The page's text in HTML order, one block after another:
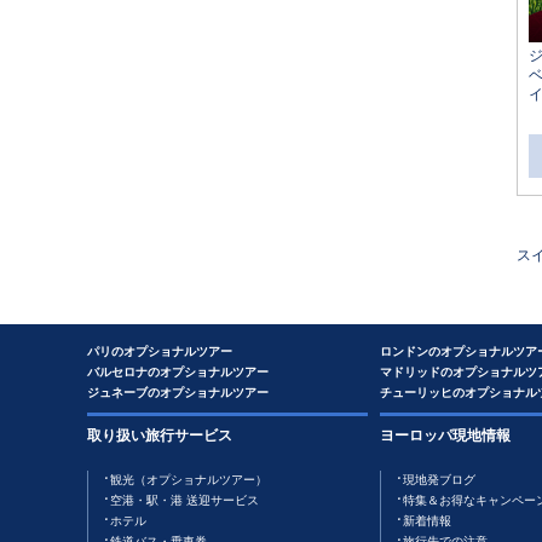
ス
パリのオプショナルツアー
バルセロナのオプショナルツアー
ジュネーブのオプショナルツアー
ロンドンのオプショナルツア
マドリッドのオプショナルツ
チューリッヒのオプショナル
取り扱い旅行サービス
観光（オプショナルツアー）
空港・駅・港 送迎サービス
ホテル
ヨーロッパ現地情報
現地発ブログ
特集＆お得なキャンペー
新着情報